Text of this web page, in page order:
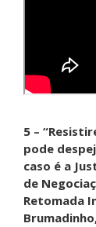
5 –
pode
caso é a
de
Retomada